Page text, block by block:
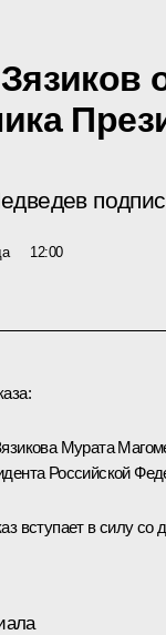
12:00
Мурата
Российской
вступает в силу со